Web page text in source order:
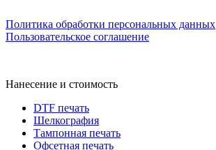
Политика обработки персональных данных
Пользовательское соглашение
Нанесение и стоимость
DTF печать
Шелкография
Тампонная печать
Офсетная печать